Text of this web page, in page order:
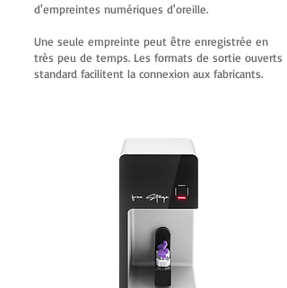
d'empreintes numériques d'oreille.
Une seule empreinte peut être enregistrée en
très peu de temps. Les formats de sortie ouverts
standard facilitent la connexion aux fabricants.